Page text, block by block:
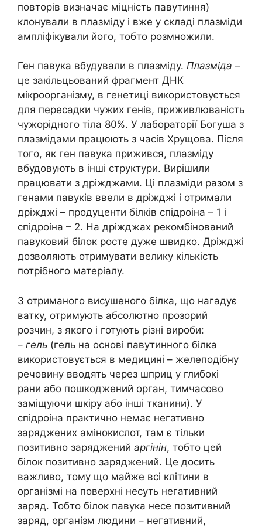
повторів визначає міцність павутиння)
клонували в плазміду і вже у складі плазміди
ампліфікували його, тобто розмножили.
Ген павука вбудували в плазміду. Плазміда –
це закільцьований фрагмент ДНК
мікроорганізму, в генетиці використовується
для пересадки чужих генів, приживлюваність
чужорідного тіла 80%. У лабораторії Богуша з
плазмідами працюють з часів Хрущова. Після
того, як ген павука прижився, плазміду
вбудовують в інші структури. Вирішили
працювати з дріжджами. Ці плазміди разом з
генами павуків ввели в дріжджі і отримали
дріжджі – продуценти білків спідроіна – 1 і
спідроіна – 2. На дріжджах рекомбінований
павуковий білок росте дуже швидко. Дріжджі
дозволяють отримувати велику кількість
потрібного матеріалу.
З отриманого висушеного білка, що нагадує
ватку, отримують абсолютно прозорий
розчин, з якого і готують різні вироби:
– гель (гель на основі павутинного білка
використовується в медицині – желеподібну
речовину вводять через шприц у глибокі
рани або пошкоджений орган, тимчасово
заміщуючи шкіру або інші тканини). У
спідроіна практично немає негативно
заряджених амінокислот, там є тільки
позитивно заряджений аргінін, тобто цей
білок позитивно заряджений. Це досить
важливо, тому що майже всі клітини в
організмі на поверхні несуть негативний
заряд. Тобто білок павука несе позитивний
заряд, організм людини – негативний,